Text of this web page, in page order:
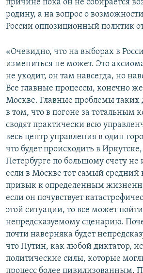
причине пока он не собирается
родину, а на вопрос о
России оппозиционный политик
«Очевидно, что на выборах в
измениться не может. Это
не уходит, он там навсегда, но
Все главные процессы, конечно
Москве. Главные проблемы таких
в том, что в погоне за тотальным
сводят практически всю
весь центр управления в один
что будет происходить в
Петербурге по большому счету не
если в Москве тот самый средний
привык к определенным
если он почувствует
этой ситуации, то все может
непредсказуемому сценарию.
почти наверняка будет
что Путин, как любой диктатор,
политические силы, которые
процесс более цивилизованным.